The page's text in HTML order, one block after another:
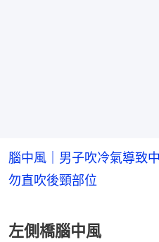
腦中風｜男子吹冷氣導致
勿直吹後頸部位
左側橋腦中風